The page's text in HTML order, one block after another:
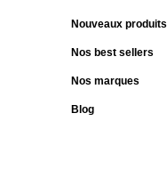
Nouveaux produits
Nos best sellers
Nos marques
Blog